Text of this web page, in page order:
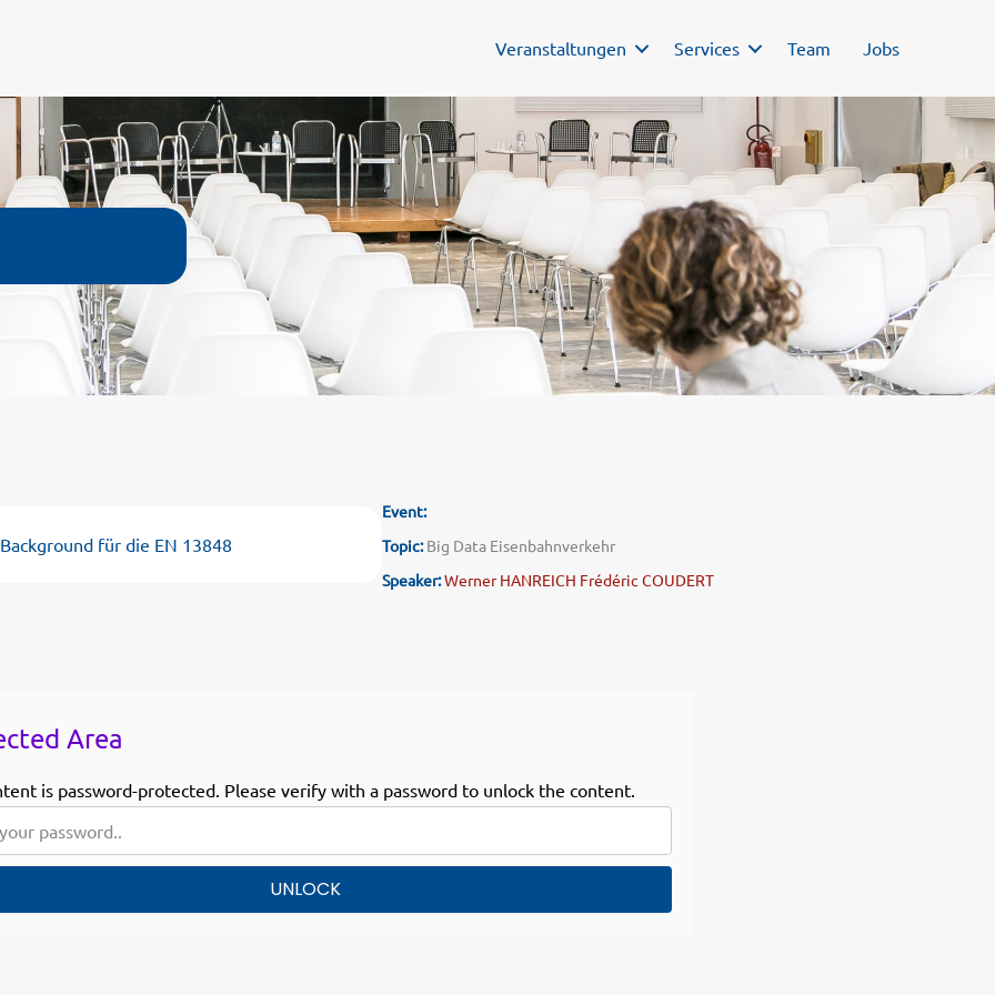
Veranstaltungen Services Team Jobs
für die EN 13848
Event:
Topic:Big Data Eisenbahnverkehr
Speaker:Werner HANREICH Frédéric COUDERT
Area
is password-protected. Please verify with a password to unlock the content.
UNLOCK